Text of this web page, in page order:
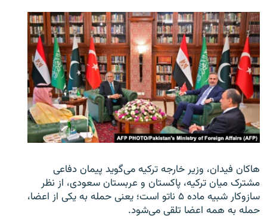
هاکان فیدان، وزیر خارجه ترکیه می‌گوید پیمان دفاعی
مشترک میان ترکیه، پاکستان و عربستان سعودی، از نظر
سازوکار شبیه ماده ۵ ناتو است؛ یعنی حمله به یکی از اعضا،
حمله به همه اعضا تلقی می‌شود.